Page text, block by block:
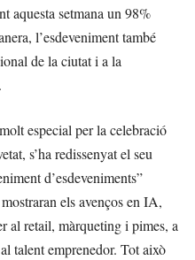
aquesta setmana un 98%
l’esdeveniment també
de la ciutat i a la
especial per la celebració
s’ha redissenyat el seu
d’esdeveniments”
els avenços en IA,
al retail, màrqueting i pimes, a
talent emprenedor. Tot això